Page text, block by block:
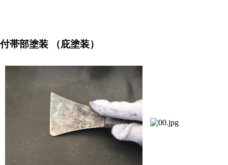
付帯部塗装 （庇塗装）